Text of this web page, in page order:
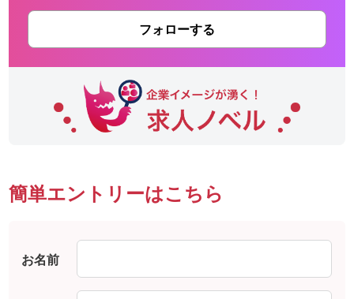
フォローする
簡単エントリーはこちら
お名前